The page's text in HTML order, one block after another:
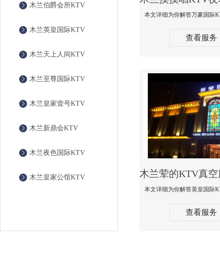
木兰伯爵会所KTV
木兰英皇国际KTV
木兰天上人间KTV
木兰至尊国际KTV
木兰皇家壹号KTV
木兰新鼎会KTV
木兰夜色国际KTV
木兰皇家公馆KTV
查看服务
查看服务